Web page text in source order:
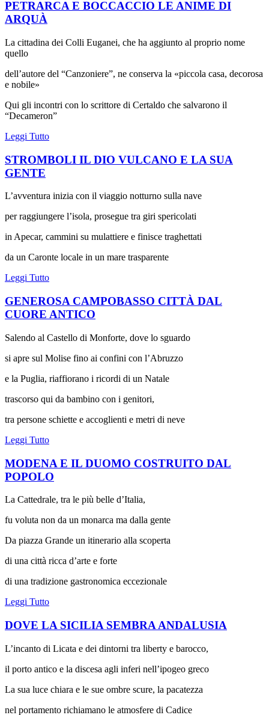
PETRARCA E BOCCACCIO LE ANIME DI
ARQUÀ
La cittadina dei Colli Euganei, che ha aggiunto al proprio nome
quello
dell’autore del “Canzoniere”, ne conserva la «piccola casa, decorosa
e nobile»
Qui gli incontri con lo scrittore di Certaldo che salvarono il
“Decameron”
Leggi Tutto
STROMBOLI IL DIO VULCANO E LA SUA
GENTE
L’avventura inizia con il viaggio notturno sulla nave
per raggiungere l’isola, prosegue tra giri spericolati
in Apecar, cammini su mulattiere e finisce traghettati
da un Caronte locale in un mare trasparente
Leggi Tutto
GENEROSA CAMPOBASSO CITTÀ DAL
CUORE ANTICO
Salendo al Castello di Monforte, dove lo sguardo
si apre sul Molise fino ai confini con l’Abruzzo
e la Puglia, riaffiorano i ricordi di un Natale
trascorso qui da bambino con i genitori,
tra persone schiette e accoglienti e metri di neve
Leggi Tutto
MODENA E IL DUOMO COSTRUITO DAL
POPOLO
La Cattedrale, tra le più belle d’Italia,
fu voluta non da un monarca ma dalla gente
Da piazza Grande un itinerario alla scoperta
di una città ricca d’arte e forte
di una tradizione gastronomica eccezionale
Leggi Tutto
DOVE LA SICILIA SEMBRA ANDALUSIA
L’incanto di Licata e dei dintorni tra liberty e barocco,
il porto antico e la discesa agli inferi nell’ipogeo greco
La sua luce chiara e le sue ombre scure, la pacatezza
nel portamento richiamano le atmosfere di Cadice